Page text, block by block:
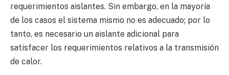
requerimientos aislantes. Sin embargo, en la mayoría
de los casos el sistema mismo no es adecuado; por lo
tanto, es necesario un aislante adicional para
satisfacer los requerimientos relativos a la transmisión
de calor.